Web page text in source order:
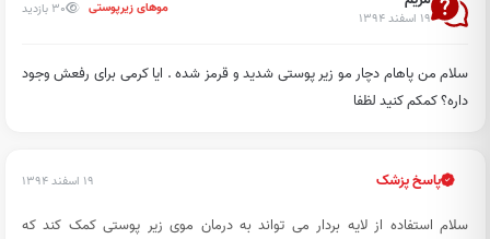
۱۹ اسفند ۱۳۹۴
موهای زیرپوستی 30 بازدید
سلام من پاهام دچار مو زیر پوستی شدید و قرمز شده . ایا کرمی برای رفعش وجود
داره؟ کمکم کنید لظفا
پاسخ پزشک ۱۹ اسفند ۱۳۹۴
سلام استفاده از لایه بردار می تواند به درمان موی زیر پوستی کمک کند که